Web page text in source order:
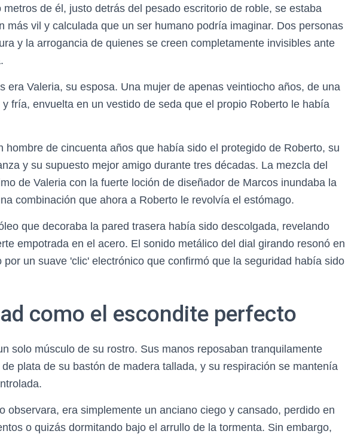
metros de él, justo detrás del pesado escritorio de roble, se estaba
más vil y calculada que un ser humano podría imaginar. Dos personas
y la arrogancia de quienes se creen completamente invisibles ante
era Valeria, su esposa. Una mujer de apenas veintiocho años, de una
fría, envuelta en un vestido de seda que el propio Roberto le había
hombre de cincuenta años que había sido el protegido de Roberto, su
y su supuesto mejor amigo durante tres décadas. La mezcla del
de Valeria con la fuerte loción de diseñador de Marcos inundaba la
combinación que ahora a Roberto le revolvía el estómago.
que decoraba la pared trasera había sido descolgada, revelando
empotrada en el acero. El sonido metálico del dial girando resonó en
por un suave 'clic' electrónico que confirmó que la seguridad había sido
como el escondite perfecto
solo músculo de su rostro. Sus manos reposaban tranquilamente
plata de su bastón de madera tallada, y su respiración se mantenía
observara, era simplemente un anciano ciego y cansado, perdido en
o quizás dormitando bajo el arrullo de la tormenta. Sin embargo,